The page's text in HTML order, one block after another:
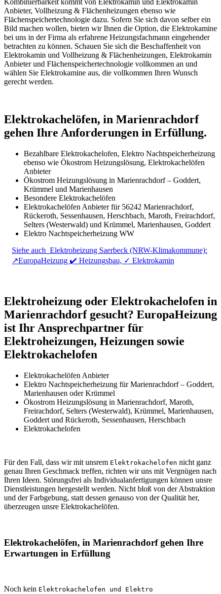
Kombinierbarkeit kommt von Elektrokamin und Elektrokamin
Anbieter, Vollheizung & Flächenheizungen ebenso wie
Flächenspeichertechnologie dazu. Sofern Sie sich davon selber ein
Bild machen wollen, bieten wir Ihnen die Option, die Elektrokamine
bei uns in der Firma als erfahrene Heizungsfachmann eingehender
betrachten zu können. Schauen Sie sich die Beschaffenheit von
Elektrokamin und Vollheizung & Flächenheizungen, Elektrokamin
Anbieter und Flächenspeichertechnologie vollkommen an und
wählen Sie Elektrokamine aus, die vollkommen Ihren Wunsch
gerecht werden.
Elektrokachelöfen, in Marienrachdorf
gehen Ihre Anforderungen in Erfüllung.
Bezahlbare Elektrokachelofen, Elektro Nachtspeicherheizung
ebenso wie Ökostrom Heizungslösung, Elektrokachelöfen
Anbieter
Ökostrom Heizungslösung in Marienrachdorf – Goddert,
Krümmel und Marienhausen
Besondere Elektrokachelöfen
Elektrokachelöfen Anbieter für 56242 Marienrachdorf,
Rückeroth, Sessenhausen, Herschbach, Maroth, Freirachdorf,
Selters (Westerwald) und Krümmel, Marienhausen, Goddert
Elektro Nachtspeicherheizung WW
Siehe auch Elektroheizung Saerbeck (NRW-Klimakommune):
↗️EuropaHeizung ✔️ Heizungsbau, ✓ Elektrokamin
Elektroheizung oder Elektrokachelofen in
Marienrachdorf gesucht? EuropaHeizung
ist Ihr Ansprechpartner für
Elektroheizungen, Heizungen sowie
Elektrokachelofen
Elektrokachelöfen Anbieter
Elektro Nachtspeicherheizung für Marienrachdorf – Goddert,
Marienhausen oder Krümmel
Ökostrom Heizungslösung in Marienrachdorf, Maroth,
Freirachdorf, Selters (Westerwald), Krümmel, Marienhausen,
Goddert und Rückeroth, Sessenhausen, Herschbach
Elektrokachelofen
Für den Fall, dass wir mit unsrem Elektrokachelofen nicht ganz
genau Ihren Geschmack treffen, richten wir uns mit Vergnügen nach
Ihren Ideen. Störungsfrei als Individualanfertigungen können unsre
Dienstleistungen hergestellt werden. Nicht bloß von der Abstraktion
und der Farbgebung, statt dessen genauso von der Qualität her,
überzeugen unsre Elektrokachelöfen.
Elektrokachelöfen, in Marienrachdorf gehen Ihre
Erwartungen in Erfüllung
Noch kein Elektrokachelofen und Elektro